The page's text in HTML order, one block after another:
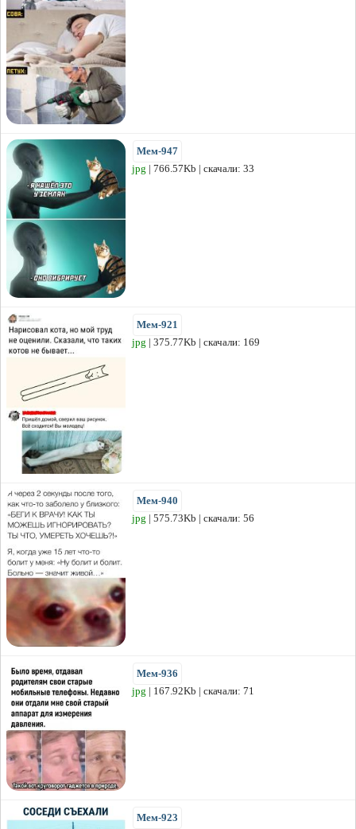
Мем-947
jpg | 766.57Kb | скачали: 33
Мем-921
jpg | 375.77Kb | скачали: 169
Мем-940
jpg | 575.73Kb | скачали: 56
Мем-936
jpg | 167.92Kb | скачали: 71
Мем-923